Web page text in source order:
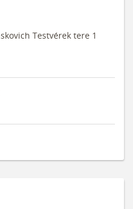
Testvérek tere 1